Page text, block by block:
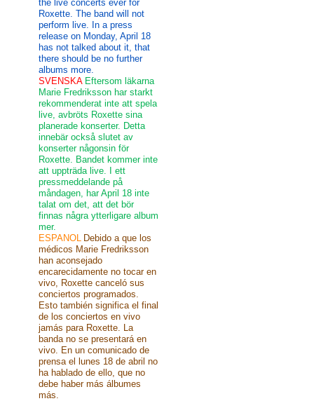
the live concerts ever for
Roxette. The band will not
perform live. In a press
release on Monday, April 18
has not talked about it, that
there should be no further
albums more.
SVENSKA Eftersom läkarna
Marie Fredriksson har starkt
rekommenderat inte att spela
live, avbröts Roxette sina
planerade konserter. Detta
innebär också slutet av
konserter någonsin för
Roxette. Bandet kommer inte
att uppträda live. I ett
pressmeddelande på
måndagen, har April 18 inte
talat om det, att det bör
finnas några ytterligare album
mer.
ESPANOL Debido a que los
médicos Marie Fredriksson
han aconsejado
encarecidamente no tocar en
vivo, Roxette canceló sus
conciertos programados.
Esto también significa el final
de los conciertos en vivo
jamás para Roxette. La
banda no se presentará en
vivo. En un comunicado de
prensa el lunes 18 de abril no
ha hablado de ello, que no
debe haber más álbumes
más.